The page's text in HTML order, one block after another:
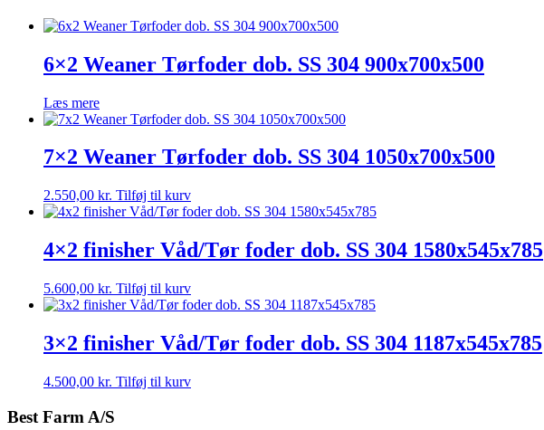
6×2 Weaner Tørfoder dob. SS 304 900x700x500
Læs mere
7×2 Weaner Tørfoder dob. SS 304 1050x700x500
2.550,00 kr. Tilføj til kurv
4×2 finisher Våd/Tør foder dob. SS 304 1580x545x785
5.600,00 kr. Tilføj til kurv
3×2 finisher Våd/Tør foder dob. SS 304 1187x545x785
4.500,00 kr. Tilføj til kurv
Best Farm A/S